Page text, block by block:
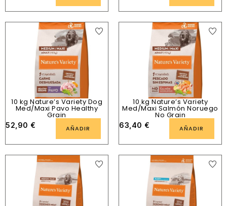
10 kg Nature’s Variety Dog
Med/Maxi Pavo Healthy
Grain
52,90 € AÑADIR
10 kg Nature’s Variety
Med/Maxi Salmón Noruego
No Grain
63,40 € AÑADIR